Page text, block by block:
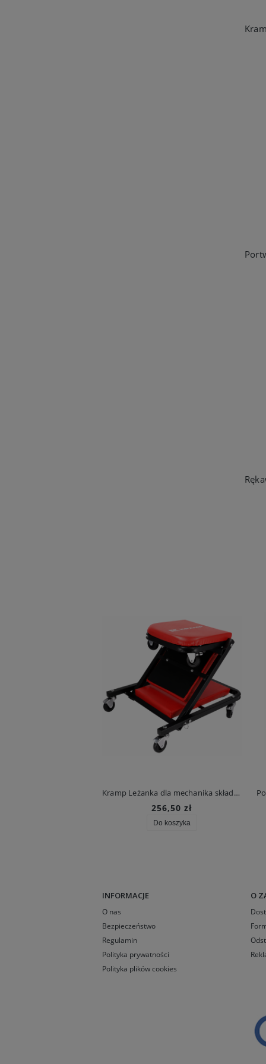
Kramp Leżanka dla mechanika składana 2w1
256,50 zł
Do koszyka
INFORMACJE
O nas
Bezpieczeństwo
Regulamin
Polityka prywatności
Polityka plików cookies
O